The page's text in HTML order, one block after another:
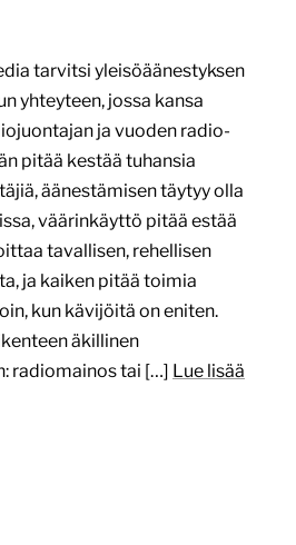
tarvitsi yleisöäänestyksen
yhteyteen, jossa kansa
ja vuoden radio-
pitää kestää tuhansia
äänestämisen täytyy olla
väärinkäyttö pitää estää
tavallisen, rehellisen
ja kaiken pitää toimia
kun kävijöitä on eniten.
äkillinen
radiomainos tai […] Lue lisää